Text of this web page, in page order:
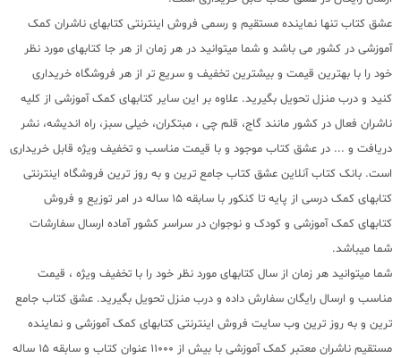
عشق کتاب تنها نماینده مستقیم و رسمی فروش اینترنتی کتابهای ناشران کمک
آموزشی در کشور می باشد و شما میتوانید در هر زمان از هر جا کتابهای مورد نظر
خود را با بهترین قیمت و بیشترین تخفیف و سریع تر از هر فروشگاه خریداری
کنید و درب منزل تحویل بگیرید. علاوه بر این سایر کتابهای کمک آموزشی از کلیه
ناشران فعال در کشور مانند گاج، قلم چی ، مبتکران، خیلی سبز، راه اندیشه، نشر
دریافت و ... در عشق کتاب موجود و با قیمت مناسب و تخفیف ویژه قابل خریداری
است. بانک کتاب آنلاین عشق کتاب جامع ترین و به روز ترین فروشگاه اینترنتی
کتابهای کمک درسی از پایه تا کنکور با سابقه 15 ساله در امر توزیع و فروش
کتابهای کمک آموزشی و کودک و نوجوان در سراسر کشور آماده ارسال سفارشات
شما میباشد.
شما میتوانید هر زمان از سال کتابهای مورد نظر خود را با تخفیف ویژه ، قیمت
مناسب و ارسال رایگان سفارش داده و درب منزل تحویل بگیرید. عشق کتاب جامع
ترین و به روز ترین وب سایت فروش اینترنتی کتابهای کمک آموزشی و نماینده
مستقیم ناشران معتبر کمک آموزشی با بیش از 11000 عنوان کتاب و سابقه 15 ساله